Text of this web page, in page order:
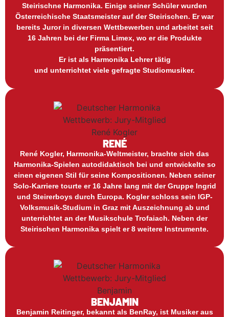
Steirischne Harmonika. Einige seiner Schüler wurden
Österreichische Staatsmeister auf der Steirischen. Er war
bereits Juror in diversen Wettbewerben und arbeitet seit
16 Jahren bei der Firma Limex, wo er die Produkte
präsentiert.
Er ist als Harmonika Lehrer tätig
und unterrichtet viele gefragte Studiomusiker.
RENÉ
René Kogler, Harmonika-Weltmeister, brachte sich das
Harmonika-Spielen autodidaktisch bei und entwickelte so
einen eigenen Stil für seine Kompositionen. Neben seiner
Solo-Karriere tourte er 16 Jahre lang mit der Gruppe Ingrid
und Steirerboys durch Europa. Kogler schloss sein IGP-
Volksmusik-Studium in Graz mit Auszeichnung ab und
unterrichtet an der Musikschule Trofaiach. Neben der
Steirischen Harmonika spielt er 8 weitere Instrumente.
BENJAMIN
Benjamin Reitinger, bekannt als BenRay, ist Musiker aus